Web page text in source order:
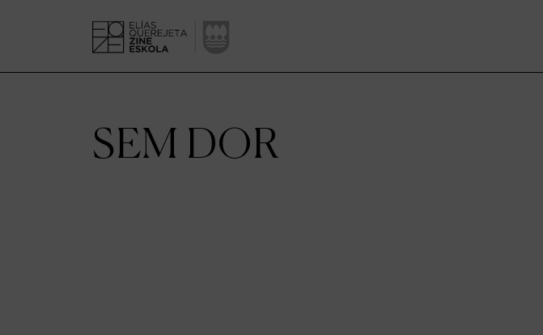
SEM DOR